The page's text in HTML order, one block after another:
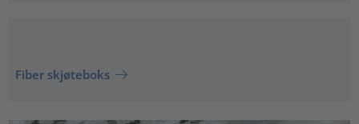
Fiber skjøteboks